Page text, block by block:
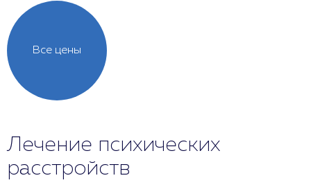
Все цены
Лечение психических
расстройств